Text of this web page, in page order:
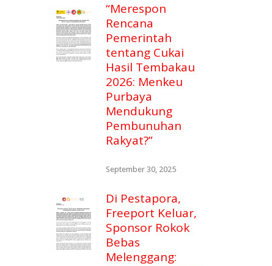
“Merespon
Rencana
Pemerintah
tentang Cukai
Hasil Tembakau
2026: Menkeu
Purbaya
Mendukung
Pembunuhan
Rakyat?”
September 30, 2025
Di Pestapora,
Freeport Keluar,
Sponsor Rokok
Bebas
Melenggang: